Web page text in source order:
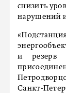
снизить
нарушений
и резерв
Санкт-